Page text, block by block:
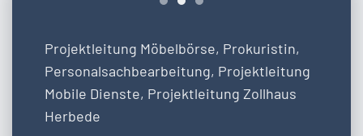
Projektleitung Möbelbörse, Prokuristin,
Personalsachbearbeitung, Projektleitung
Mobile Dienste, Projektleitung Zollhaus
Herbede